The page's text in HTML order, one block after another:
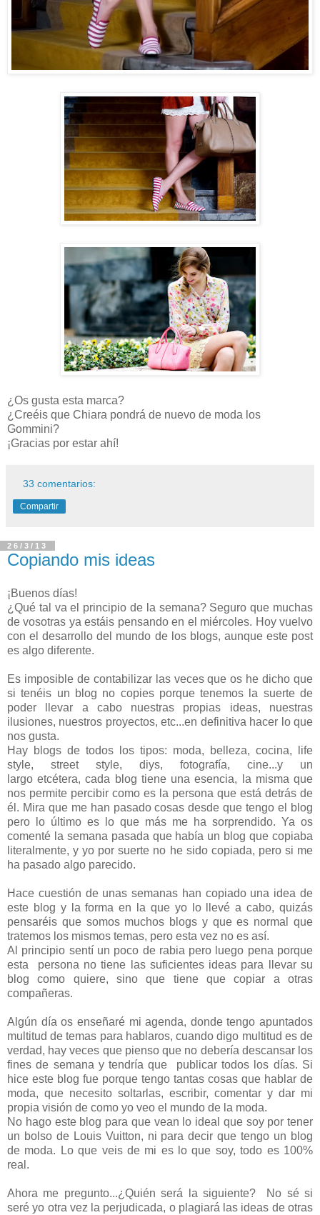
¿Os gusta esta marca?
¿Creéis que Chiara pondrá de nuevo de moda los
Gommini?
¡Gracias por estar ahí!
33 comentarios:
Compartir
26/3/13
Copiando mis ideas
¡Buenos días!
¿Qué tal va el principio de la semana? Seguro que muchas
de vosotras ya estáis pensando en el miércoles. Hoy vuelvo
con el desarrollo del mundo de los blogs, aunque este post
es algo diferente.
Es imposible de contabilizar las veces que os he dicho que
si tenéis un blog no copies porque tenemos la suerte de
poder llevar a cabo nuestras propias ideas, nuestras
ilusiones, nuestros proyectos, etc...en definitiva hacer lo que
nos gusta.
Hay blogs de todos los tipos: moda, belleza, cocina, life
style, street style, diys, fotografía, cine...y un
largo etcétera, cada blog tiene una esencia, la misma que
nos permite percibir como es la persona que está detrás de
él. Mira que me han pasado cosas desde que tengo el blog
pero lo último es lo que más me ha sorprendido. Ya os
comenté la semana pasada que había un blog que copiaba
literalmente, y yo por suerte no he sido copiada, pero si me
ha pasado algo parecido.
Hace cuestión de unas semanas han copiado una idea de
este blog y la forma en la que yo lo llevé a cabo, quizás
pensaréis que somos muchos blogs y que es normal que
tratemos los mismos temas, pero esta vez no es así.
Al principio sentí un poco de rabia pero luego pena porque
esta persona no tiene las suficientes ideas para llevar su
blog como quiere, sino que tiene que copiar a otras
compañeras.
Algún día os enseñaré mi agenda, donde tengo apuntados
multitud de temas para hablaros, cuando digo multitud es de
verdad, hay veces que pienso que no debería descansar los
fines de semana y tendría que publicar todos los días. Si
hice este blog fue porque tengo tantas cosas que hablar de
moda, que necesito soltarlas, escribir, comentar y dar mi
propia visión de como yo veo el mundo de la moda.
No hago este blog para que vean lo ideal que soy por tener
un bolso de Louis Vuitton, ni para decir que tengo un blog
de moda. Lo que veis de mi es lo que soy, todo es 100%
real.
Ahora me pregunto...¿Quién será la siguiente? No sé si
seré yo otra vez la perjudicada, o plagiará las ideas de otras